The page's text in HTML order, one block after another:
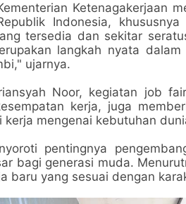
Ketenagakerjaan
Indonesia,
tersedia dan sekitar
langkah nyata
ujarnya.
Noor, kegiatan job
kerja, juga
kerja mengenai kebutuhan
pentingnya
bagi generasi muda.
baru yang sesuai dengan